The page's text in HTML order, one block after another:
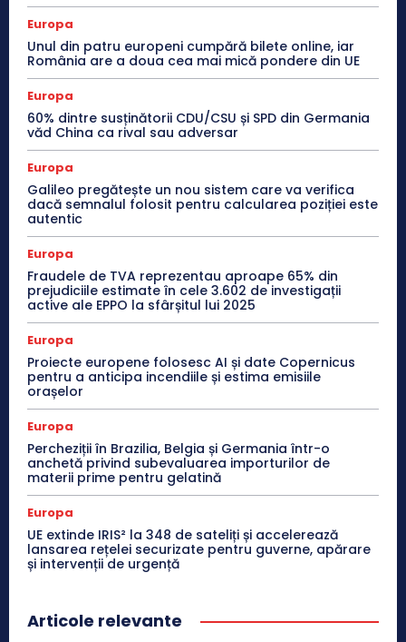
Europa
Unul din patru europeni cumpără bilete online, iar
România are a doua cea mai mică pondere din UE
Europa
60% dintre susținătorii CDU/CSU și SPD din Germania
văd China ca rival sau adversar
Europa
Galileo pregătește un nou sistem care va verifica
dacă semnalul folosit pentru calcularea poziției este
autentic
Europa
Fraudele de TVA reprezentau aproape 65% din
prejudiciile estimate în cele 3.602 de investigații
active ale EPPO la sfârșitul lui 2025
Europa
Proiecte europene folosesc AI și date Copernicus
pentru a anticipa incendiile și estima emisiile
orașelor
Europa
Percheziții în Brazilia, Belgia și Germania într-o
anchetă privind subevaluarea importurilor de
materii prime pentru gelatină
Europa
UE extinde IRIS² la 348 de sateliți și accelerează
lansarea rețelei securizate pentru guverne, apărare
și intervenții de urgență
Articole relevante